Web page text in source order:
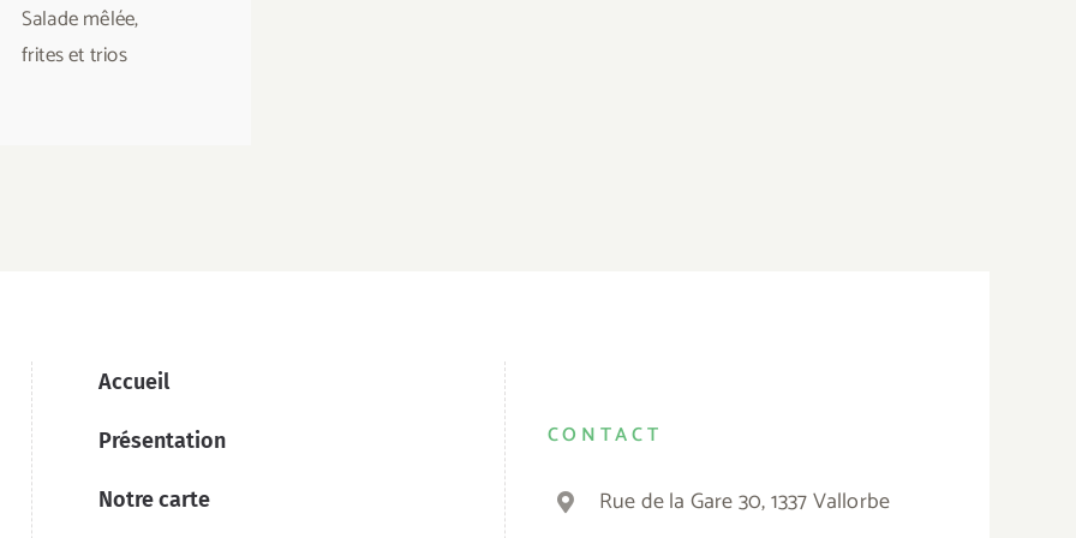
Salade mêlée,
frites et trios
Accueil
Présentation
Notre carte
CONTACT
Rue de la Gare 30, 1337 Vallorbe